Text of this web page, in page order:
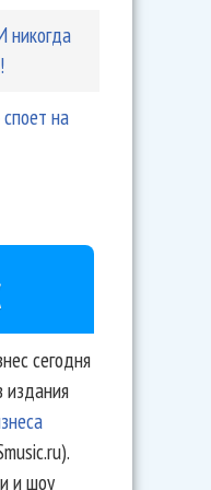
никогда
на
сегодня
издания
и шоу